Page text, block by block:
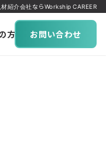
紹介会社ならWorkship CAREER
方へ お問い合わせ